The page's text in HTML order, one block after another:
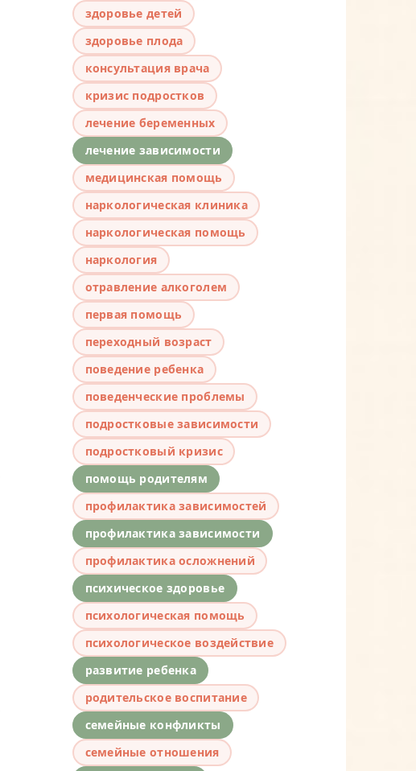
здоровье детей
здоровье плода
консультация врача
кризис подростков
лечение беременных
лечение зависимости
медицинская помощь
наркологическая клиника
наркологическая помощь
наркология
отравление алкоголем
первая помощь
переходный возраст
поведение ребенка
поведенческие проблемы
подростковые зависимости
подростковый кризис
помощь родителям
профилактика зависимостей
профилактика зависимости
профилактика осложнений
психическое здоровье
психологическая помощь
психологическое воздействие
развитие ребенка
родительское воспитание
семейные конфликты
семейные отношения